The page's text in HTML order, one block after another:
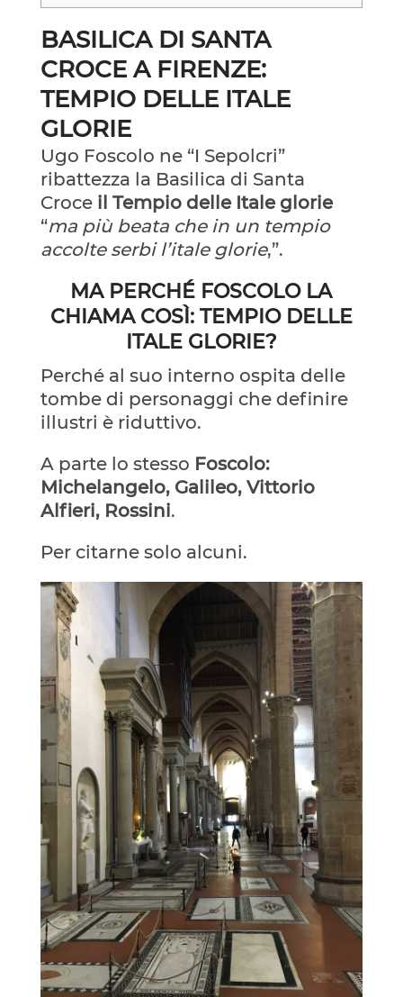
BASILICA DI SANTA
CROCE A FIRENZE:
TEMPIO DELLE ITALE
GLORIE
Ugo Foscolo ne “I Sepolcri”
ribattezza la Basilica di Santa
Croce il Tempio delle Itale glorie
“ma più beata che in un tempio
accolte serbi l’itale glorie,”.
MA PERCHÉ FOSCOLO LA
CHIAMA COSÌ: TEMPIO DELLE
ITALE GLORIE?
Perché al suo interno ospita delle
tombe di personaggi che definire
illustri è riduttivo.
A parte lo stesso Foscolo:
Michelangelo, Galileo, Vittorio
Alfieri, Rossini.
Per citarne solo alcuni.